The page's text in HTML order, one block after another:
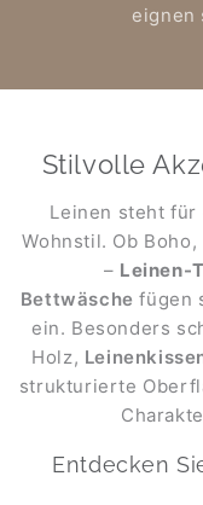
eignen
Stilvolle
Leinen steht für
Wohnstil. Ob
– Leinen-
Bettwäsche fügen
ein. Besonders
Holz,
strukturierte
Entdecken